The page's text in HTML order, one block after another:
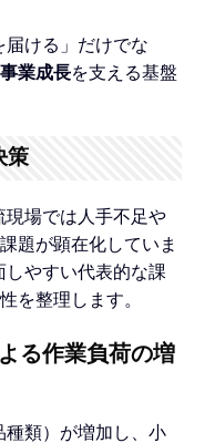
ける」だけでな
業成長を支える基盤
策
場では人手不足や
題が顕在化していま
やすい代表的な課
を整理します。
る作業負荷の増
種類）が増加し、小